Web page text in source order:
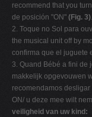
recommend that you
de posición "ON" (Fig. 3)
2. Toque no Sol para
the musical unit off by
confirma que el juguete
3. Quand Bébé a fini de
makkelijk opgevouwen
recomendamos
ON/ u deze mee wilt
veiligheid van uw kind: